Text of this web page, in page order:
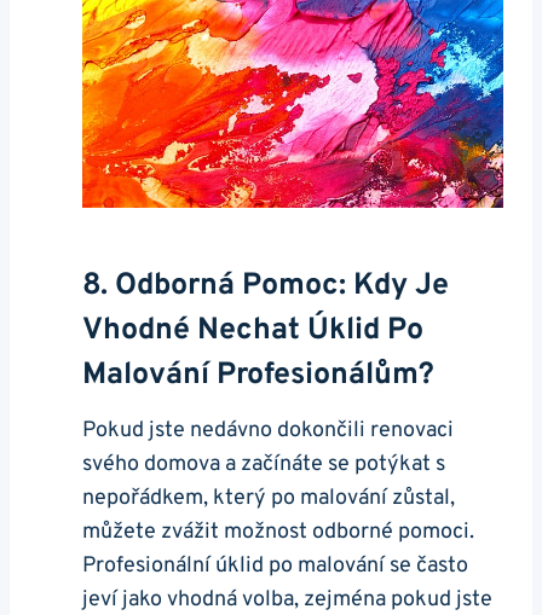
8. Odborná Pomoc: Kdy Je
Vhodné Nechat Úklid Po
Malování Profesionálům?
Pokud jste nedávno dokončili renovaci
svého domova a začínáte se potýkat s
nepořádkem, který po malování zůstal,
můžete zvážit možnost odborné pomoci.
Profesionální úklid po malování se často
jeví jako vhodná volba, zejména pokud jste